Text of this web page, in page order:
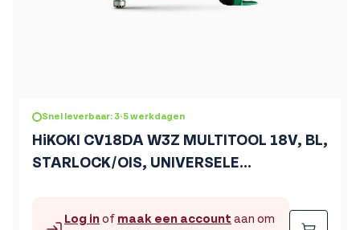
Snel leverbaar: 3-5 werkdagen
HiKOKI CV18DA W3Z MULTITOOL 18V, BL,
STARLOCK/OIS, UNIVERSELE
Log inof maak een account aan om